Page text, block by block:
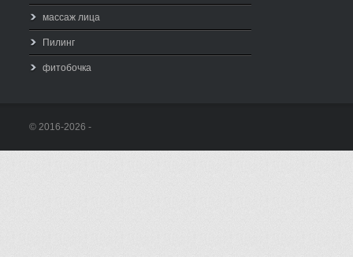
массаж лица
Пилинг
фитобочка
© 2016-2026 -